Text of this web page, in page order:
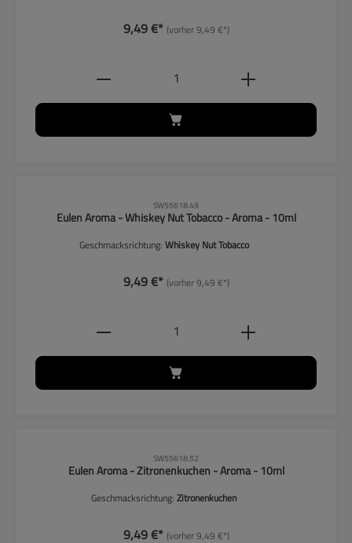
9,49 €* (vorher 9,49 €*)
Produkt Anzahl: Gib den
SW55618.49
Eulen Aroma - Whiskey Nut Tobacco - Aroma - 10ml
Geschmacksrichtung: Whiskey Nut Tobacco
9,49 €* (vorher 9,49 €*)
Produkt Anzahl: Gib den
SW55618.52
Eulen Aroma - Zitronenkuchen - Aroma - 10ml
Geschmacksrichtung:Zitronenkuchen
9,49 €* (vorher 9,49 €*)